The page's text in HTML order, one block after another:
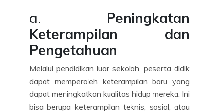
a. Peningkatan
Keterampilan dan
Pengetahuan
Melalui pendidikan luar sekolah, peserta didik
dapat memperoleh keterampilan baru yang
dapat meningkatkan kualitas hidup mereka. Ini
bisa berupa keterampilan teknis, sosial, atau